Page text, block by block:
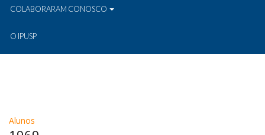
COLABORARAM CONOSCO
O IPUSP
Alunos